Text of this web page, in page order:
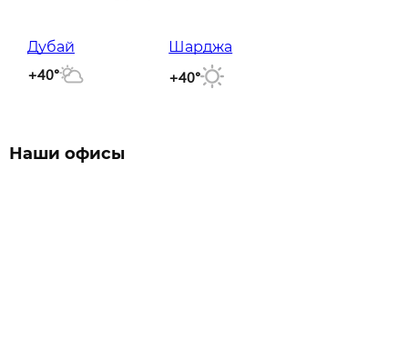
Дубай
+40°
Шарджа
+40°
Наши офисы